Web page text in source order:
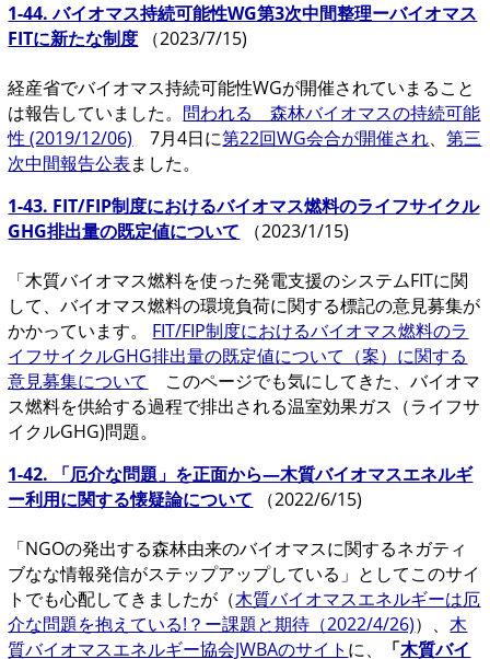
1-44. バイオマス持続可能性WG第3次中間整理ーバイオマス
FITに新たな制度 （2023/7/15)
経産省でバイオマス持続可能性WGが開催されていまること
は報告していました。 問われる 森林バイオマスの持続可能
性 (2019/12/06) 7月4日に第22回WG会合が開催され、第三
次中間報告公表ました。
1-43. FIT/FIP制度におけるバイオマス燃料のライフサイクル
GHG排出量の既定値について （2023/1/15)
「木質バイオマス燃料を使った発電支援のシステムFITに関
して、バイオマス燃料の環境負荷に関する標記の意見募集が
かかっています。 FIT/FIP制度におけるバイオマス燃料のラ
イフサイクルGHG排出量の既定値について（案）に関する
意見募集について
このページでも気にしてきた、バイオマ
ス燃料を供給する過程で排出される温室効果ガス（ライフサ
イクルGHG)問題。
1-42. 「厄介な問題」を正面から―木質バイオマスエネルギ
ー利用に関する懐疑論について （2022/6/15)
「NGOの発出する森林由来のバイオマスに関するネガティ
ブなな情報発信がステップアップしている」としてこのサイ
トでも心配してきましたが（木質バイオマスエネルギーは厄
介な問題を抱えている!？ー課題と期待（2022/4/26)）、木
質バイオマスエネルギー協会JWBAのサイト に、 「木質バイ